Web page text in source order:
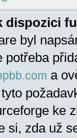
dispozici
byl
potřeba
a
ke
si, zda už